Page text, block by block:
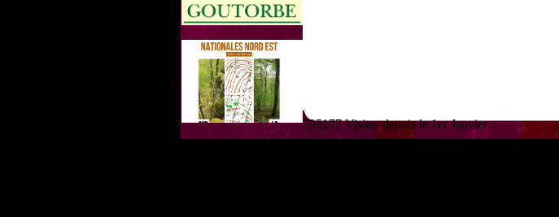
795177 Visites depuis le 1er Janvier